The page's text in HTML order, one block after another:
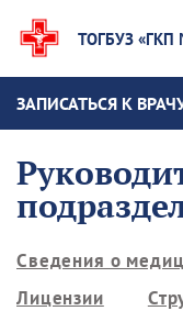
ТОГБУЗ
ЗАПИСАТЬСЯ К
Сведения о
Лицензии